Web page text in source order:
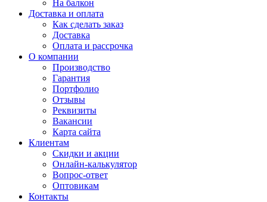
На балкон
Доставка и оплата
Как сделать заказ
Доставка
Оплата и рассрочка
О компании
Производство
Гарантия
Портфолио
Отзывы
Реквизиты
Вакансии
Карта сайта
Клиентам
Скидки и акции
Онлайн-калькулятор
Вопрос-ответ
Оптовикам
Контакты